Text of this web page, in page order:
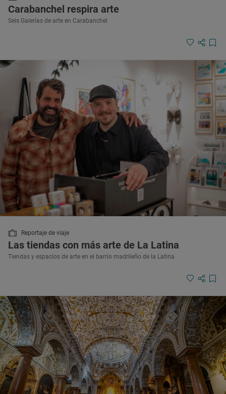
Carabanchel respira arte
Seis Galerías de arte en Carabanchel
Reportaje de viaje
Las tiendas con más arte de La Latina
Tiendas y espacios de arte en el barrio madrileño de la Latina